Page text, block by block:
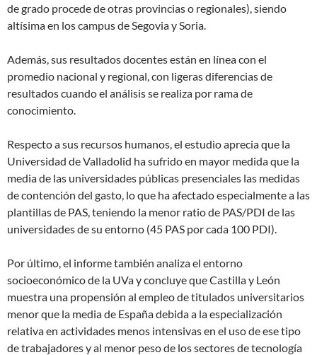
de grado procede de otras provincias o regionales), siendo
altísima en los campus de Segovia y Soria.
Además, sus resultados docentes están en línea con el
promedio nacional y regional, con ligeras diferencias de
resultados cuando el análisis se realiza por rama de
conocimiento.
Respecto a sus recursos humanos, el estudio aprecia que la
Universidad de Valladolid ha sufrido en mayor medida que la
media de las universidades públicas presenciales las medidas
de contención del gasto, lo que ha afectado especialmente a las
plantillas de PAS, teniendo la menor ratio de PAS/PDI de las
universidades de su entorno (45 PAS por cada 100 PDI).
Por último, el informe también analiza el entorno
socioeconómico de la UVa y concluye que Castilla y León
muestra una propensión al empleo de titulados universitarios
menor que la media de España debida a la especialización
relativa en actividades menos intensivas en el uso de ese tipo
de trabajadores y al menor peso de los sectores de tecnología